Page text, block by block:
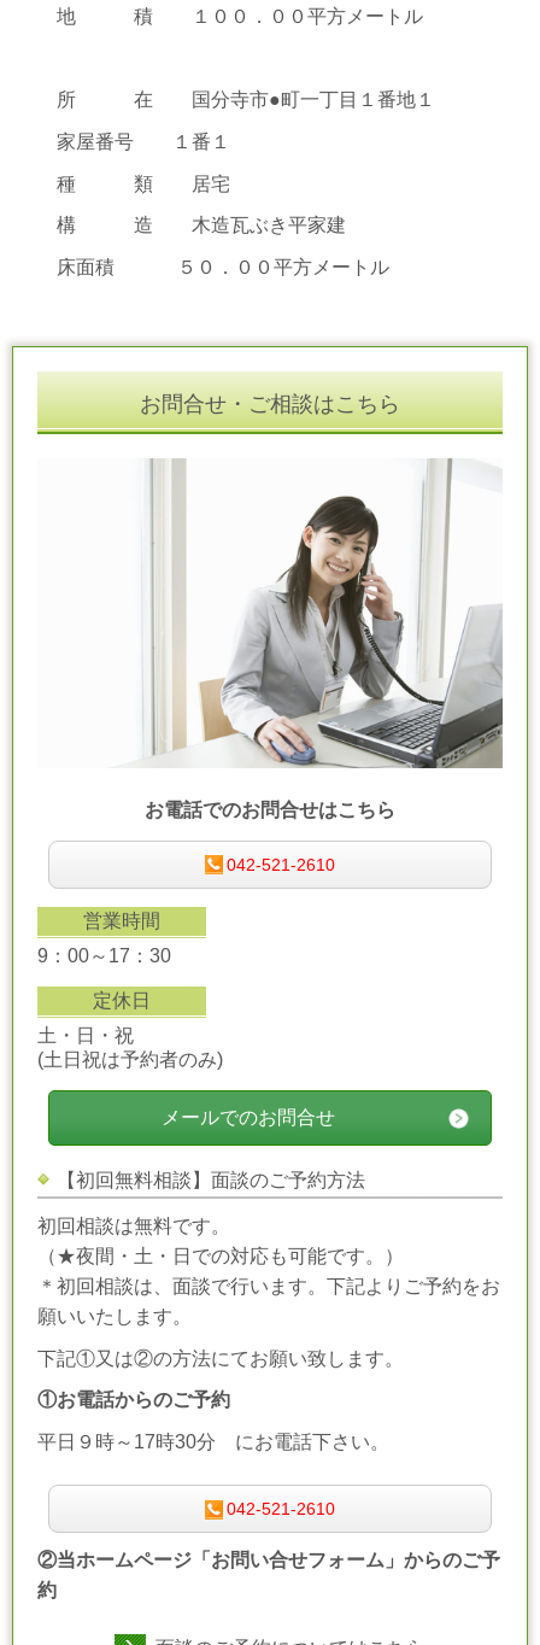
地 積 １００．００平方メートル
所 在 国分寺市●町一丁目１番地１
家屋番号 １番１
種 類 居宅
構 造 木造瓦ぶき平家建
床面積 ５０．００平方メートル
お問合せ・ご相談はこちら
お電話でのお問合せはこちら
042-521-2610
営業時間
9：00～17：30
定休日
土・日・祝
(土日祝は予約者のみ)
メールでのお問合せ
【初回無料相談】面談のご予約方法
初回相談は無料です。
（★夜間・土・日での対応も可能です。）
＊初回相談は、面談で行います。下記よりご予約をお
願いいたします。
下記①又は②の方法にてお願い致します。
①お電話からのご予約
平日９時～17時30分 にお電話下さい。
042-521-2610
②当ホームページ「お問い合せフォーム」からのご予
約